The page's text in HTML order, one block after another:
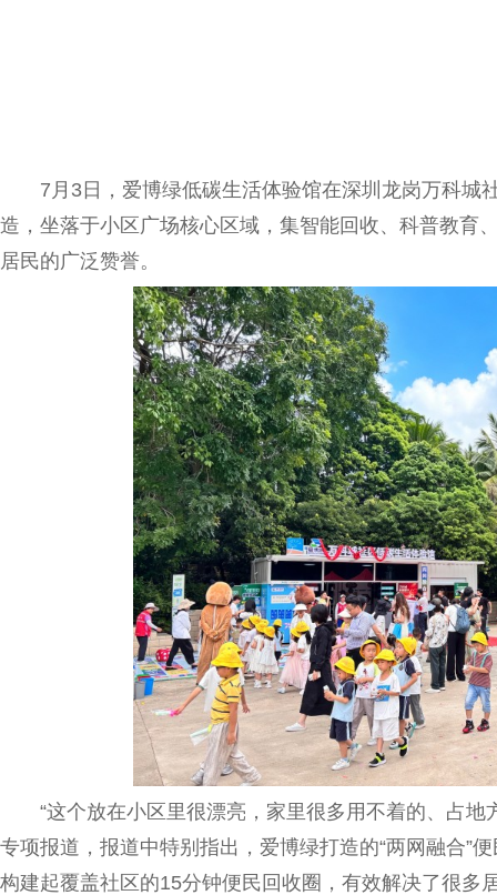
7月3日， 爱博绿低碳生活体验馆在深圳龙岗万科城
造，坐落于小区广场核心区域，集智能回收、科普教育
居民的广泛赞誉。
“这个放在小区里很漂亮，家里很多用不着的、占
专项报道，报道中特别指出， 爱博绿打造的“两网融合”
构建起覆盖社区的15分钟便民回收圈，有效解决了很多